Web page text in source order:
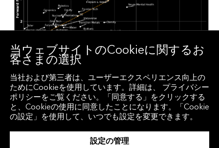
AIのバリュエーションは世
界のテクノロジー株と異な
当ウェブサイトのCookieに関するお
客さまの選択
当社および第三者は、ユーザーエクスペリエンス向上の
ためにCookieを使用しています。詳細は、 プライバシー
ポリシーをご覧ください。「同意する」をクリックする
と、Cookieの使用に同意したことになります。「Cookie
の設定」を使用して、いつでも設定を変更できます。
設定の管理